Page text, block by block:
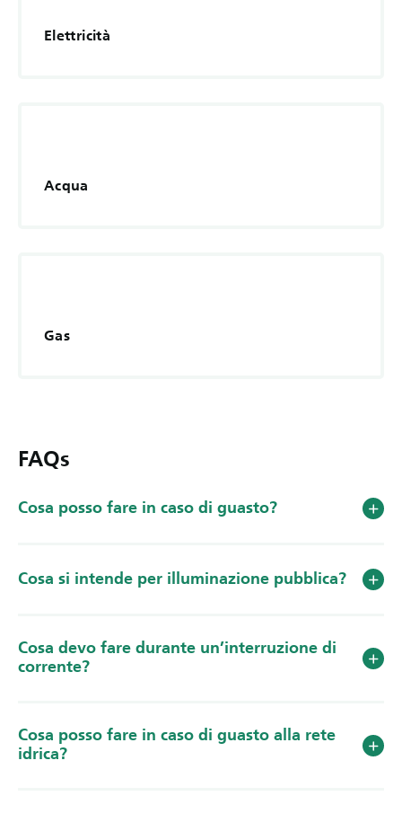
Elettricità
Acqua
Gas
FAQs
Cosa posso fare in caso di guasto?
Cosa si intende per illuminazione pubblica?
Cosa devo fare durante un’interruzione di
corrente?
Cosa posso fare in caso di guasto alla rete
idrica?